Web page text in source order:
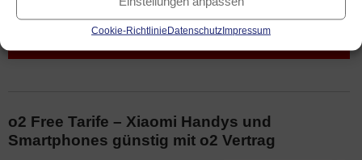
Cookie-RichtlinieDatenschutzImpressum
Telefonisch bestellen ✆
Hotline und Rückruf-Service
o2 Free Tarife – Xiaomi Handys und
Smartphones günstig mit o2 Vertrag